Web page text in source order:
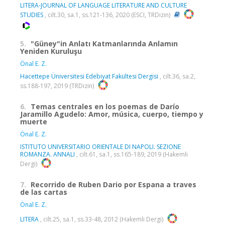
LITERA-JOURNAL OF LANGUAGE LITERATURE AND CULTURE
STUDIES , cilt.30, sa.1, ss.121-136, 2020 (ESCI, TRDizin)
5. "Güney"in Anlatı Katmanlarında Anlamın
Yeniden Kuruluşu
Önal E. Z.
Hacettepe Üniversitesi Edebiyat Fakültesi Dergisi , cilt.36, sa.2,
ss.188-197, 2019 (TRDizin)
6. Temas centrales en los poemas de Darío
Jaramillo Agudelo: Amor, música, cuerpo, tiempo y
muerte
Önal E. Z.
ISTITUTO UNIVERSITARIO ORIENTALE DI NAPOLI. SEZIONE
ROMANZA. ANNALI , cilt.61, sa.1, ss.165-189, 2019 (Hakemli
Dergi)
7. Recorrido de Ruben Dario por Espana a traves
de las cartas
Önal E. Z.
LITERA , cilt.25, sa.1, ss.33-48, 2012 (Hakemli Dergi)